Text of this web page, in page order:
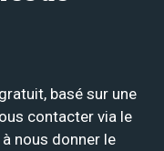
basé sur une
contacter via le
nous donner le